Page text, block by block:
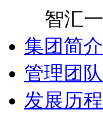
智汇
集团简介
管理团队
发展历程